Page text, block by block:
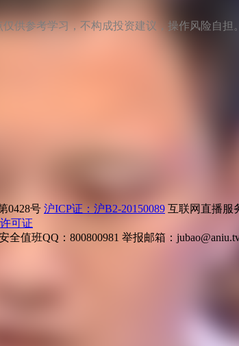
供参考学习，不构成投资建议，操作风险自担
0428号 沪ICP证：沪B2-20150089 互联网直播服
可证
全值班QQ：800800981 举报邮箱：